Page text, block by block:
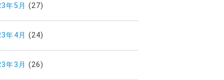
年5月 (27)
年4月 (24)
年3月 (26)